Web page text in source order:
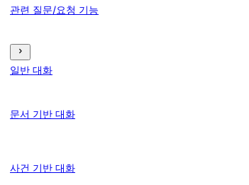
관련 질문/요청 기능
일반 대화
문서 기반 대화
사건 기반 대화